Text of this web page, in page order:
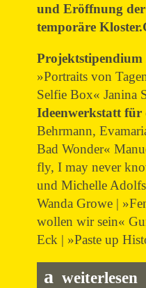
und Eröffnung
temporäre
»Portraits von
Selfie Box« Janina
Ideenwerkstatt
Behrmann,
Bad Wonder«
fly, I may never
und Michelle
Wanda Growe |
wollen wir sein«
Eck | »Paste up
weiterlesen